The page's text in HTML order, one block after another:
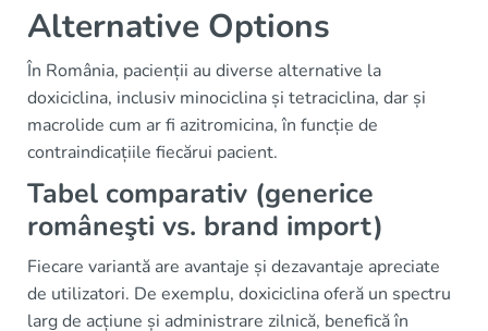
Alternative Options
În România, pacienții au diverse alternative la
doxiciclina, inclusiv minociclina și tetraciclina, dar și
macrolide cum ar fi azitromicina, în funcție de
contraindicațiile fiecărui pacient.
Tabel comparativ (generice
româneşti vs. brand import)
Fiecare variantă are avantaje și dezavantaje apreciate
de utilizatori. De exemplu, doxiciclina oferă un spectru
larg de acțiune și administrare zilnică, benefică în